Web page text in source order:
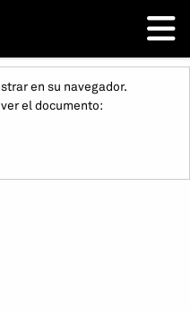
en su navegador.
el documento: